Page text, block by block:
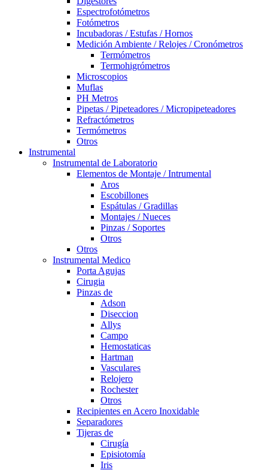
Espectrofotómetros
Fotómetros
Incubadoras / Estufas / Hornos
Medición Ambiente / Relojes / Cronómetros
Termómetros
Termohigrómetros
Microscopios
Muflas
PH Metros
Pipetas / Pipeteadores / Micropipeteadores
Refractómetros
Termómetros
Otros
Instrumental
Instrumental de Laboratorio
Elementos de Montaje / Intrumental
Aros
Escobillones
Espátulas / Gradillas
Montajes / Nueces
Pinzas / Soportes
Otros
Otros
Instrumental Medico
Porta Agujas
Cirugia
Pinzas de
Adson
Diseccion
Allys
Campo
Hemostaticas
Hartman
Vasculares
Relojero
Rochester
Otros
Recipientes en Acero Inoxidable
Separadores
Tijeras de
Cirugía
Episiotomía
Iris